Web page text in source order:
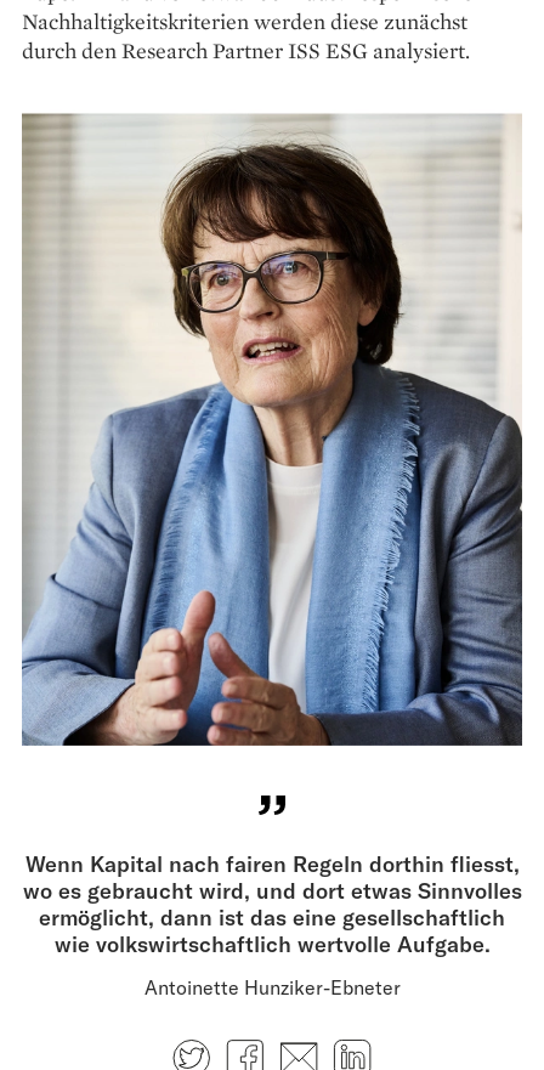
Nachhaltigkeitskriterien werden diese zunächst
durch den Research Partner ISS ESG analysiert.
Wenn Kapital nach fairen ­Regeln dorthin fliesst,
wo es gebraucht wird, und dort etwas Sinnvolles
ermöglicht, dann ist das eine gesellschaftlich
wie volkswirtschaftlich wertvolle Aufgabe.
Antoinette Hunziker-Ebneter
TwitterFacebook
E-mail